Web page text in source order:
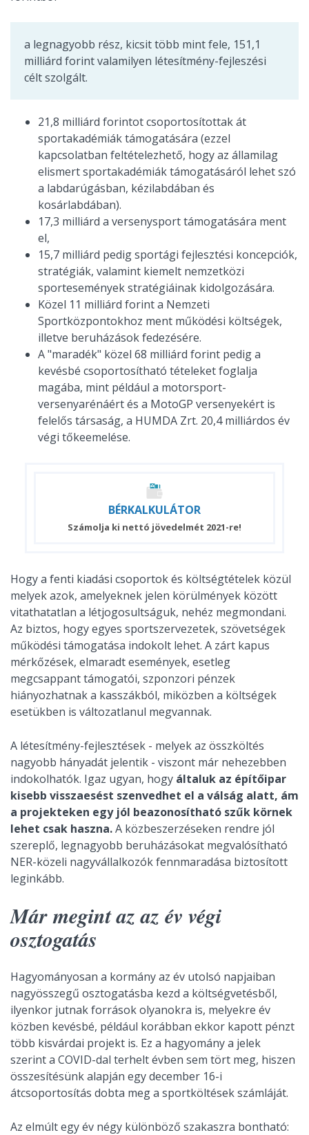
a legnagyobb rész, kicsit több mint fele, 151,1
milliárd forint valamilyen létesítmény-fejleszési
célt szolgált.
21,8 milliárd forintot csoportosítottak át
sportakadémiák támogatására (ezzel
kapcsolatban feltételezhető, hogy az államilag
elismert sportakadémiák támogatásáról lehet szó
a labdarúgásban, kézilabdában és
kosárlabdában).
17,3 milliárd a versenysport támogatására ment
el,
15,7 milliárd pedig sportági fejlesztési koncepciók,
stratégiák, valamint kiemelt nemzetközi
sportesemények stratégiáinak kidolgozására.
Közel 11 milliárd forint a Nemzeti
Sportközpontokhoz ment működési költségek,
illetve beruházások fedezésére.
A "maradék" közel 68 milliárd forint pedig a
kevésbé csoportosítható tételeket foglalja
magába, mint például a motorsport-
versenyarénáért és a MotoGP versenyekért is
felelős társaság, a HUMDA Zrt. 20,4 milliárdos év
végi tőkeemelése.
BÉRKALKULÁTOR
Számolja ki nettó jövedelmét 2021-re!
Hogy a fenti kiadási csoportok és költségtételek közül
melyek azok, amelyeknek jelen körülmények között
vitathatatlan a létjogosultságuk, nehéz megmondani.
Az biztos, hogy egyes sportszervezetek, szövetségek
működési támogatása indokolt lehet. A zárt kapus
mérkőzések, elmaradt események, esetleg
megcsappant támogatói, szponzori pénzek
hiányozhatnak a kasszákból, miközben a költségek
esetükben is változatlanul megvannak.
A létesítmény-fejlesztések - melyek az összköltés
nagyobb hányadát jelentik - viszont már nehezebben
indokolhatók. Igaz ugyan, hogy általuk az építőipar
kisebb visszaesést szenvedhet el a válság alatt, ám
a projekteken egy jól beazonosítható szűk körnek
lehet csak haszna.A közbeszerzéseken rendre jól
szereplő, legnagyobb beruházásokat megvalósítható
NER-közeli nagyvállalkozók fennmaradása biztosított
leginkább.
Már megint az az év végi
osztogatás
Hagyományosan a kormány az év utolsó napjaiban
nagyösszegű osztogatásba kezd a költségvetésből,
ilyenkor jutnak források olyanokra is, melyekre év
közben kevésbé, például korábban ekkor kapott pénzt
több kisvárdai projekt is. Ez a hagyomány a jelek
szerint a COVID-dal terhelt évben sem tört meg, hiszen
összesítésünk alapján egy december 16-i
átcsoportosítás dobta meg a sportköltések számláját.
Az elmúlt egy év négy különböző szakaszra bontható: